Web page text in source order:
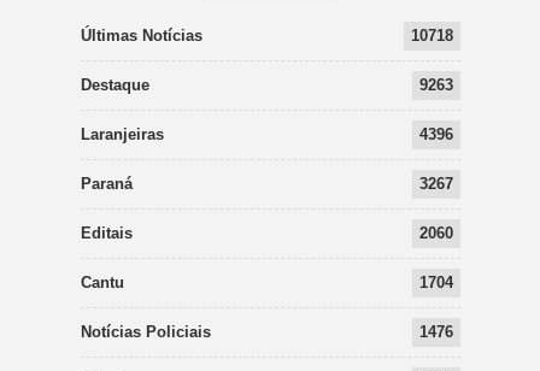
Últimas Notícias 10718
Destaque 9263
Laranjeiras 4396
Paraná 3267
Editais 2060
Cantu 1704
Notícias Policiais 1476